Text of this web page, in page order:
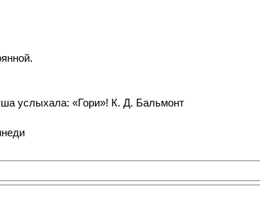
услыхала: «Гори»! К. Д. Бальмонт